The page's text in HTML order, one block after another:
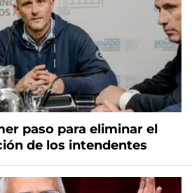
paso para eliminar el
de los intendentes